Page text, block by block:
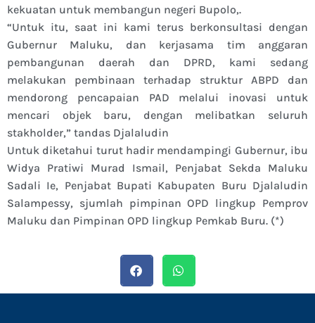
kekuatan untuk membangun negeri Bupolo,.
“Untuk itu, saat ini kami terus berkonsultasi dengan
Gubernur Maluku, dan kerjasama tim anggaran
pembangunan daerah dan DPRD, kami sedang
melakukan pembinaan terhadap struktur ABPD dan
mendorong pencapaian PAD melalui inovasi untuk
mencari objek baru, dengan melibatkan seluruh
stakholder,” tandas Djalaludin
Untuk diketahui turut hadir mendampingi Gubernur, ibu
Widya Pratiwi Murad Ismail, Penjabat Sekda Maluku
Sadali Ie, Penjabat Bupati Kabupaten Buru Djalaludin
Salampessy, sjumlah pimpinan OPD lingkup Pemprov
Maluku dan Pimpinan OPD lingkup Pemkab Buru. (*)